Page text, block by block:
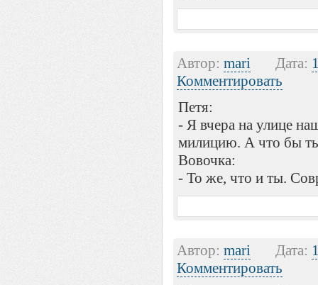
Автор: mari Дата:
Комментировать
Петя:
- Я вчера на улице
милицию. А что бы
Вовочка:
- То же, что и ты.
Автор: mari Дата:
Комментировать